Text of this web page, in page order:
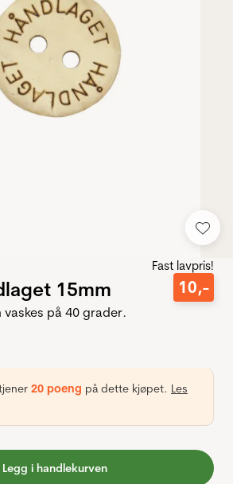
15mm
Fast lavpris!
10,-
vaskes på 40 grader.
20 poeng på dette kjøpet. Les
Legg i handlekurven